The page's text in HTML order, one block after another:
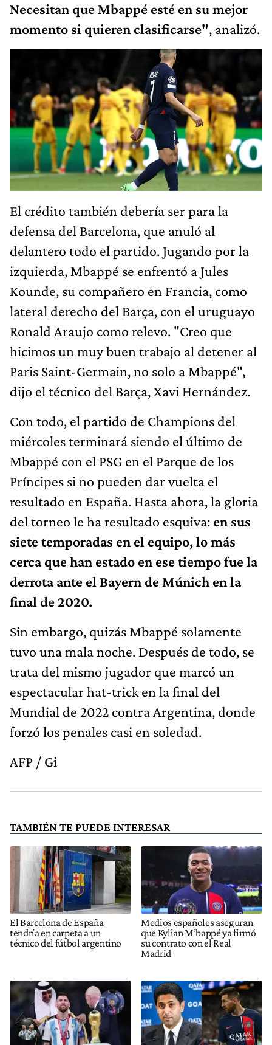
Necesitan que Mbappé esté en su mejor
momento si quieren clasificarse", analizó.
El crédito también debería ser para la
defensa del Barcelona, que anuló al
delantero todo el partido. Jugando por la
izquierda, Mbappé se enfrentó a Jules
Kounde, su compañero en Francia, como
lateral derecho del Barça, con el uruguayo
Ronald Araujo como relevo. "Creo que
hicimos un muy buen trabajo al detener al
Paris Saint-Germain, no solo a Mbappé",
dijo el técnico del Barça, Xavi Hernández.
Con todo, el partido de Champions del
miércoles terminará siendo el último de
Mbappé con el PSG en el Parque de los
Príncipes si no pueden dar vuelta el
resultado en España. Hasta ahora, la gloria
del torneo le ha resultado esquiva: en sus
siete temporadas en el equipo, lo más
cerca que han estado en ese tiempo fue la
derrota ante el Bayern de Múnich en la
final de 2020.
Sin embargo, quizás Mbappé solamente
tuvo una mala noche. Después de todo, se
trata del mismo jugador que marcó un
espectacular hat-trick en la final del
Mundial de 2022 contra Argentina, donde
forzó los penales casi en soledad.
AFP / Gi
TAMBIÉN TE PUEDE INTERESAR
El Barcelona de España
tendría en carpeta a un
técnico del fútbol argentino
Medios españoles aseguran
que Kylian M’bappé ya firmó
su contrato con el Real
Madrid